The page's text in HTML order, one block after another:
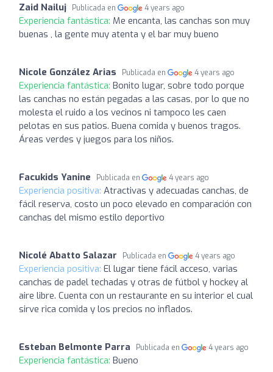
Zaid Nailuj Publicada en 4 years ago
Experiencia fantástica: Me encanta, las canchas son muy
buenas , la gente muy atenta y el bar muy bueno
Nicole González Arias Publicada en 4 years ago
Experiencia fantástica: Bonito lugar, sobre todo porque
las canchas no están pegadas a las casas, por lo que no
molesta el ruido a los vecinos ni tampoco les caen
pelotas en sus patios. Buena comida y buenos tragos.
Áreas verdes y juegos para los niños.
Facukids Yanine Publicada en 4 years ago
Experiencia positiva: Atractivas y adecuadas canchas, de
fácil reserva, costo un poco elevado en comparación con
canchas del mismo estilo deportivo
Nicolé Abatto Salazar Publicada en 4 years ago
Experiencia positiva: El lugar tiene fácil acceso, varias
canchas de padel techadas y otras de fútbol y hockey al
aire libre. Cuenta con un restaurante en su interior el cual
sirve rica comida y los precios no inflados.
Esteban Belmonte Parra Publicada en 4 years ago
Experiencia fantástica: Bueno